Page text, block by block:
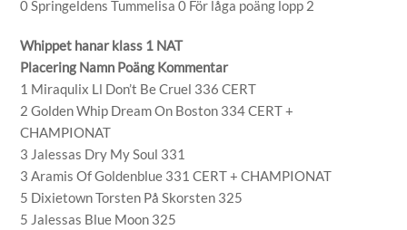
0 Springeldens Tummelisa 0 För låga poäng lopp 2
Whippet hanar klass 1 NAT
Placering Namn Poäng Kommentar
1 Miraqulix Ll Don’t Be Cruel 336 CERT
2 Golden Whip Dream On Boston 334 CERT +
CHAMPIONAT
3 Jalessas Dry My Soul 331
3 Aramis Of Goldenblue 331 CERT + CHAMPIONAT
5 Dixietown Torsten På Skorsten 325
5 Jalessas Blue Moon 325